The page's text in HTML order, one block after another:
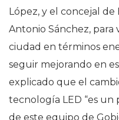
López, y el concejal
Antonio Sánchez, para
ciudad en términos
seguir mejorando en
explicado que el
tecnología LED “es un
de este equipo de